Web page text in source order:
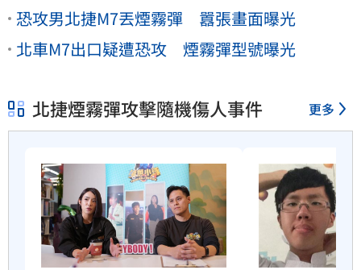
恐攻男北捷M7丟煙霧彈 囂張畫面曝光
北車M7出口疑遭恐攻 煙霧彈型號曝光
北捷煙霧彈攻擊隨機傷人事件 更多